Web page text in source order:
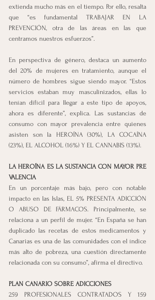
extienda mucho más en el tiempo. Por ello, resalta
que “es fundamental TRABAJAR EN LA
PREVENCIÓN, otra de las áreas en las que
centramos nuestros esfuerzos”.
En perspectiva de género, destaca un aumento
del 20% de mujeres en tratamiento, aunque el
número de hombres sigue siendo mayor. “Estos
servicios estaban muy masculinizados, ellas lo
tenían difícil para llegar a este tipo de apoyos,
ahora es diferente”, explica. Las sustancias de
consumo con mayor prevalencia entre quienes
asisten son la HEROÍNA (30%), LA COCAÍNA
(23%), EL ALCOHOL (16%) Y EL CANNABIS (13%).
LA HEROÍNA ES LA SUSTANCIA CON MAYOR PRE
VALENCIA
En un porcentaje más bajo, pero con notable
impacto en las Islas, EL 5% PRESENTA ADICCIÓN
O ABUSO DE FÁRMACOS. Principalmente, se
relaciona a un perfil de mujer. “En España se han
duplicado las recetas de estos medicamentos y
Canarias es una de las comunidades con el índice
más alto de pobreza, una cuestión directamente
PLAN CANARIO SOBRE ADICCIONES
259 PROFESIONALES CONTRATADOS Y 159